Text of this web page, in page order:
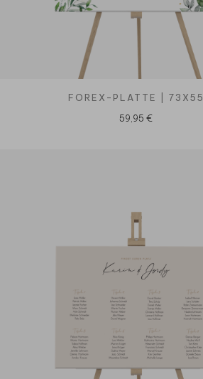
FOREX-PLATTE | 73X55
59,95 €